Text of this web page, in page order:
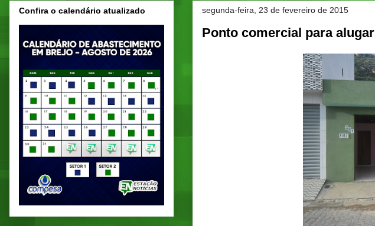
segunda-feira, 23 de fevereiro de 2015
Ponto comercial para alugar
Confira o calendário atualizado